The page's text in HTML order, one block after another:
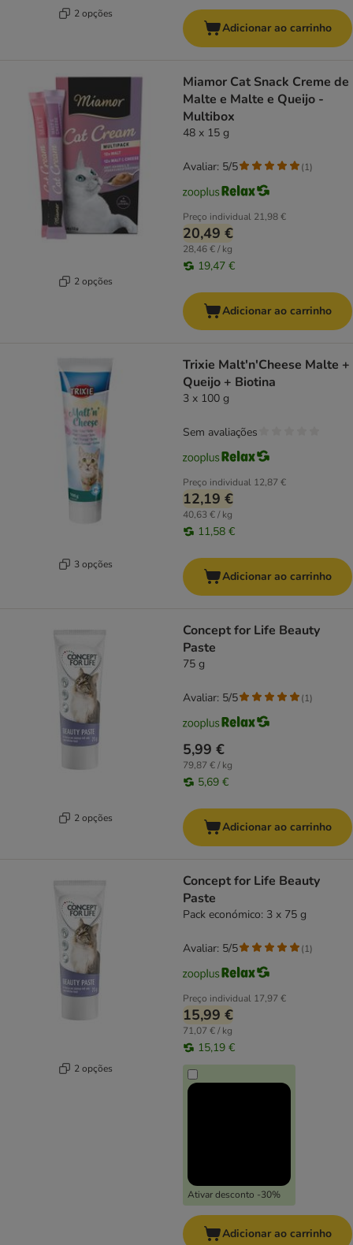
2 opções
Adicionar ao carrinho
2 opções
Miamor Cat Snack Creme de
Malte e Malte e Queijo -
Multibox
48 x 15 g
Preço individual 21,98 €
20,49 €
28,46 € / kg
19,47 €
Avaliar: 5/5 (1)
Adicionar ao carrinho
3 opções
Trixie Malt'n'Cheese Malte +
Queijo + Biotina
3 x 100 g
Preço individual 12,87 €
12,19 €
40,63 € / kg
11,58 €
Sem avaliações
Adicionar ao carrinho
2 opções
Concept for Life Beauty
Paste
75 g
5,99 €
79,87 € / kg
5,69 €
Avaliar: 5/5 (1)
Adicionar ao carrinho
2 opções
Concept for Life Beauty
Paste
Pack económico: 3 x 75 g
Preço individual 17,97 €
15,99 €
71,07 € / kg
15,19 €
Ativar desconto -30%
Avaliar: 5/5 (1)
Adicionar ao carrinho